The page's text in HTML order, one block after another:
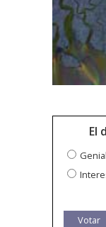
El
Genial
Votar